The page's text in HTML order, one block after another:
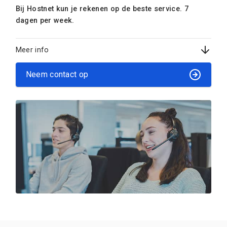
Bij Hostnet kun je rekenen op de beste service. 7
dagen per week.
Meer info
Neem contact op